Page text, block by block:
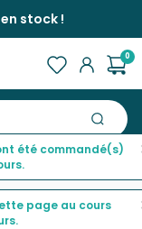
stock !
0
blancs du Bengale
été commandé(s)
page au cours